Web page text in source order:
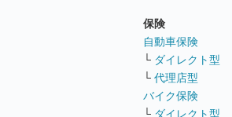
保険
自動車保険
└ ダイレクト型
└ 代理店型
バイク保険
└ ダイレクト型